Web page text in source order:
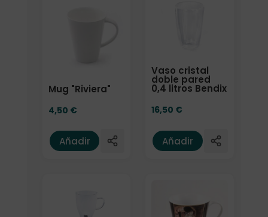
Mug "Riviera"
4,50 €
Añadir
Vaso cristal
doble pared
0,4 litros Bendix
16,50 €
Añadir